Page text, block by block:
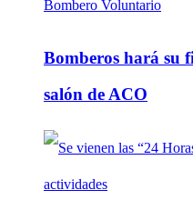
Bomberos hará su
salón de ACO